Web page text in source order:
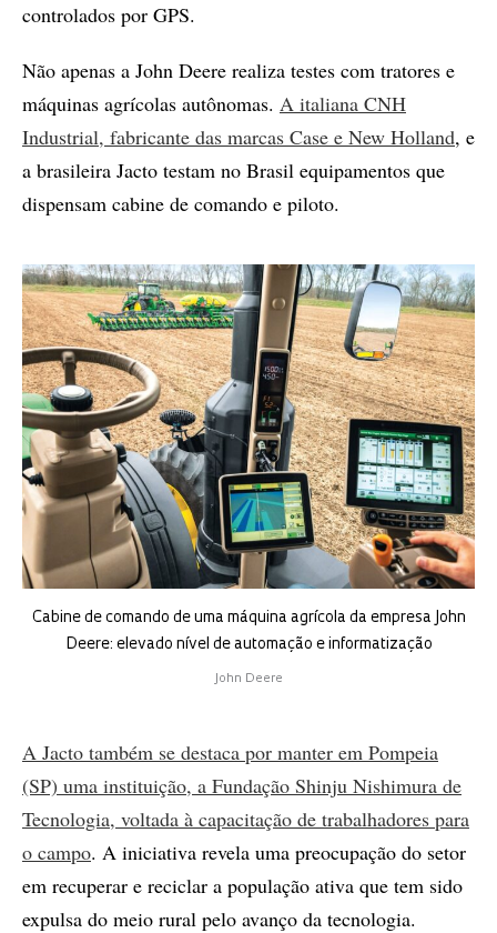
controlados por GPS.
Não apenas a John Deere realiza testes com tratores e
máquinas agrícolas autônomas. A italiana CNH
Industrial, fabricante das marcas Case e New Holland, e
a brasileira Jacto testam no Brasil equipamentos que
dispensam cabine de comando e piloto.
Cabine de comando de uma máquina agrícola da empresa John
Deere: elevado nível de automação e informatização
John Deere
A Jacto também se destaca por manter em Pompeia
(SP) uma instituição, a Fundação Shinju Nishimura de
Tecnologia, voltada à capacitação de trabalhadores para
o campo. A iniciativa revela uma preocupação do setor
em recuperar e reciclar a população ativa que tem sido
expulsa do meio rural pelo avanço da tecnologia.